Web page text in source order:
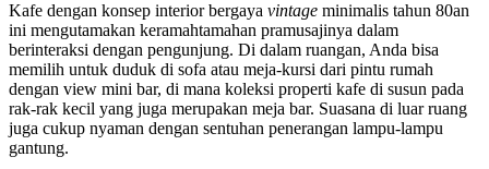
Kafe dengan konsep interior bergaya vintage minimalis tahun 80an
ini mengutamakan keramahtamahan pramusajinya dalam
berinteraksi dengan pengunjung. Di dalam ruangan, Anda bisa
memilih untuk duduk di sofa atau meja-kursi dari pintu rumah
dengan view mini bar, di mana koleksi properti kafe di susun pada
rak-rak kecil yang juga merupakan meja bar. Suasana di luar ruang
juga cukup nyaman dengan sentuhan penerangan lampu-lampu
gantung.